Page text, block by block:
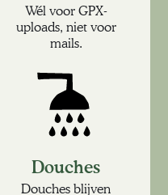
Wél voor GPX-
uploads, niet voor
mails.
Douches
Douches blijven